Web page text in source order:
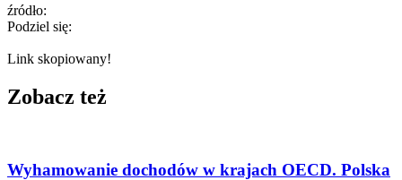
źródło:
Podziel się:
Link skopiowany!
Zobacz też
Wyhamowanie dochodów w krajach OECD. Polska